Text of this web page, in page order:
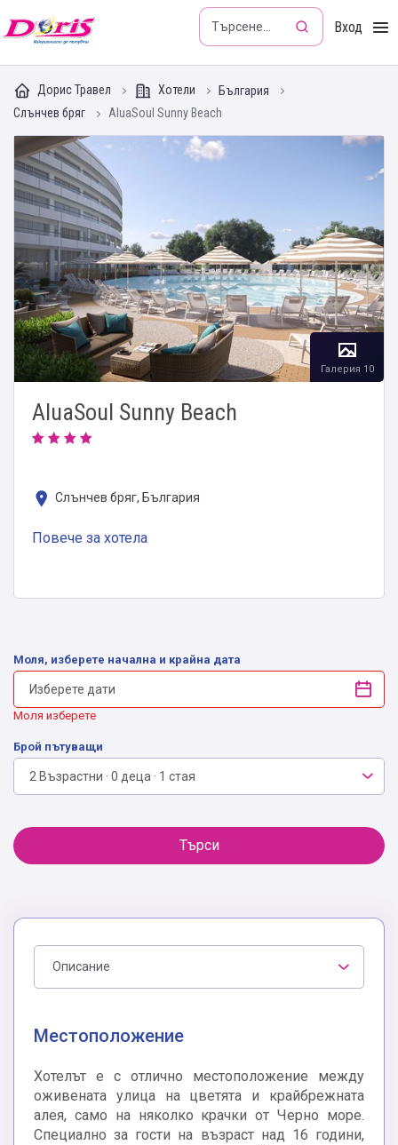
Doris - Изкушението да пътуваш Вход
Дорис Травел Хотели
България
Слънчев бряг
AluaSoul Sunny Beach
AluaSoul Sunny Beach
Слънчев бряг, България
Повече за хотела
Галерия 10
Моля, изберете начална и крайна дата
Моля изберете
Брой пътуващи
2 Възрастни · 0 деца · 1 стая
Търси
Описание
Местоположение
Хотелът е с отлично местоположение между
оживената улица на цветята и крайбрежната
алея, само на няколко крачки от Черно море.
Специално за гости на възраст над 16 години,